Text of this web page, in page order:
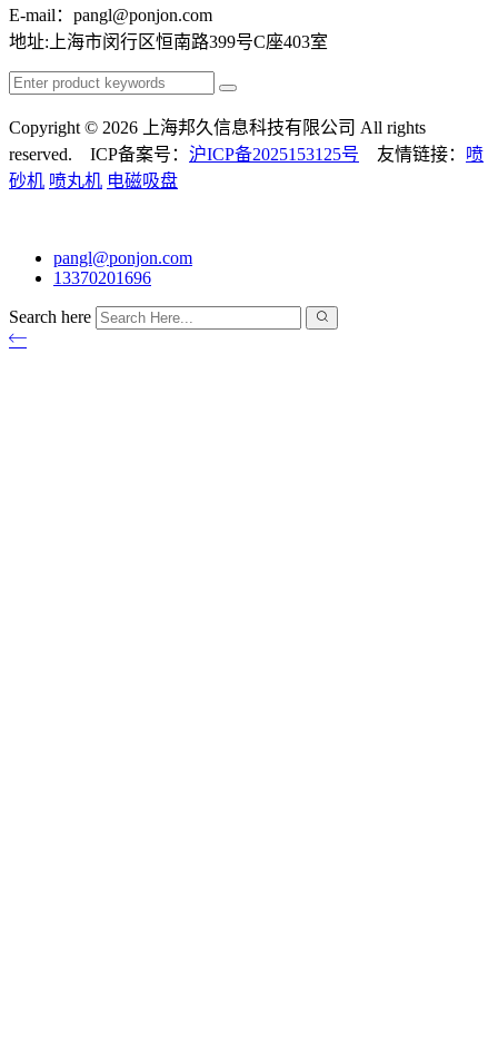
E-mail：pangl@ponjon.com
地址:上海市闵行区恒南路399号C座403室
Copyright © 2026 上海邦久信息科技有限公司 All rights
reserved. ICP备案号： 沪ICP备2025153125号 友情链接： 喷
砂机 喷丸机 电磁吸盘
pangl@ponjon.com
13370201696
Search here